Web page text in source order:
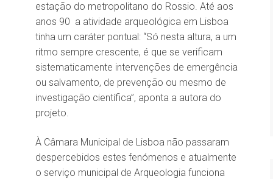
estação do metropolitano do Rossio. Até aos
anos 90 a atividade arqueológica em Lisboa
tinha um caráter pontual: “Só nesta altura, a um
ritmo sempre crescente, é que se verificam
sistematicamente intervenções de emergência
ou salvamento, de prevenção ou mesmo de
investigação científica”, aponta a autora do
projeto.
À Câmara Municipal de Lisboa não passaram
despercebidos estes fenómenos e atualmente
o serviço municipal de Arqueologia funciona